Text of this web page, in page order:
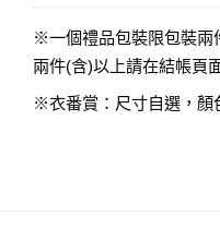
※一個禮品包裝限包裝兩
兩件(含)以上請在結帳頁
※衣番賞：尺寸自選，顏